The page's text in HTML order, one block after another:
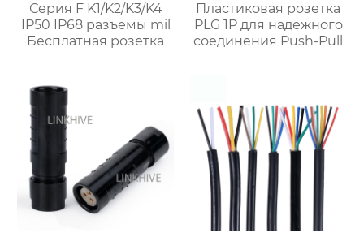
Серия F K1/K2/K3/K4
IP50 IP68 разъемы mil
Бесплатная розетка
Пластиковая розетка
PLG 1P для надежного
соединения Push-Pull